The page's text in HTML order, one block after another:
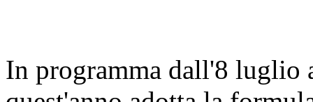
In programma dall'8